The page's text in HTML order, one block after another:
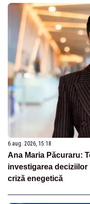
6 aug. 2026, 15:18
Ana Maria Păcuraru:
investigarea deciziilor
criză enegetică